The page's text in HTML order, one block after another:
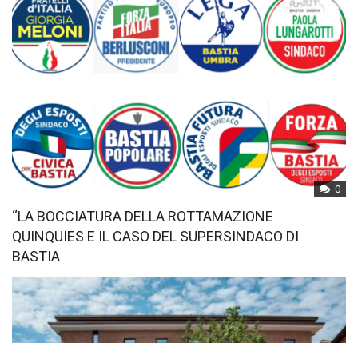
0
“LA BOCCIATURA DELLA ROTTAMAZIONE
QUINQUIES E IL CASO DEL SUPERSINDACO DI
BASTIA